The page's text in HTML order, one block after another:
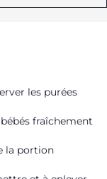
les purées
fraîchement
la portion